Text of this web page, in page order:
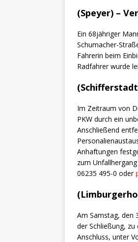
(Speyer) –
Ein 68jähriger
Schumacher-
Fahrerin beim
Radfahrer wurde
Im Zeitraum von
PKW durch ein
Anschließend
Anhaftungen
zum
06235 495-0 oder
Am Samstag, den
der Schließung,
Anschluss, unter